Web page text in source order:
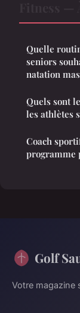
Quelle
seniors
natation
Quels sont
les athlètes
Coach
programme
Golf
Votre magazine